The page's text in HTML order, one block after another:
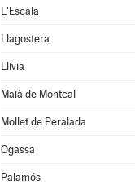
L'Escala
Llagostera
Llívia
Maià de Montcal
Mollet de Peralada
Ogassa
Palamós